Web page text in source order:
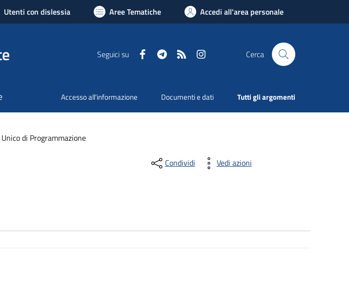
Utenti con dislessia Aree Tematiche Accedi all'area personale
Seguici su FacebookTelegramRSS Cerca
Accesso all'informazione Documenti e dati Tutti gli argomenti
di Programmazione
Condividi Vedi azioni